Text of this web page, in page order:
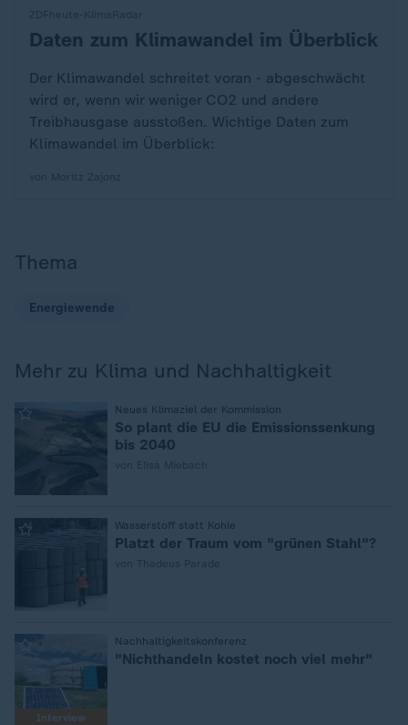
:Daten zum Klimawandel im Überblick
Der Klimawandel schreitet voran - abgeschwächt
wird er, wenn wir weniger CO2 und andere
Treibhausgase ausstoßen. Wichtige Daten zum
Klimawandel im Überblick:
Thema
Energiewende
Mehr zu Klima und Nachhaltigkeit
Neues Klimaziel der Kommission
So plant die EU die Emissionssenkung
bis 2040
Wasserstoff statt Kohle
Platzt der Traum vom "grünen Stahl"?
Interview
Nachhaltigkeitskonferenz
"Nichthandeln kostet noch viel mehr"